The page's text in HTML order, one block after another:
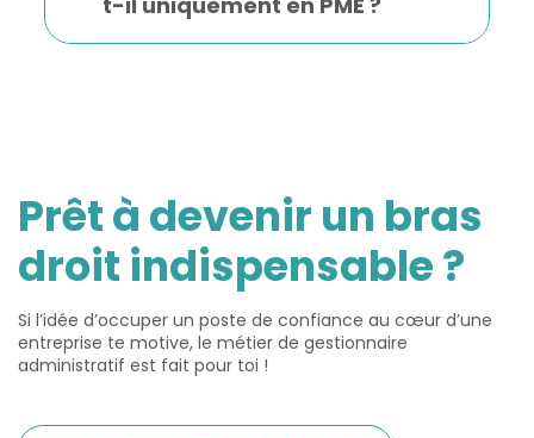
Prêt à devenir un bras
droit indispensable ?
Si l’idée d’occuper un poste de confiance au cœur d’une
entreprise te motive, le métier de gestionnaire
administratif est fait pour toi !